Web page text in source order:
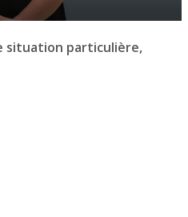
situation particulière,